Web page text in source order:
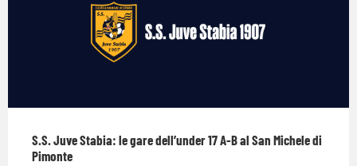
S.S. Juve Stabia: le gare dell’under 17 A-B al San Michele di
Pimonte